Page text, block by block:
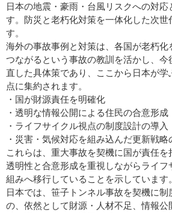
日本の地震・豪雨・台風リスクへの対
す。防災と老朽化対策を一体化した次世
す。
海外の事故事例と対策は、各国が老朽化
つながるという事故の教訓を活かし、今
直した具体策であり、ここから日本が
点に集約されます。
・国が財源責任を明確化
・透明な情報公開による住民の合意形成
・ライフサイクル視点の制度設計の導入
・災害・気候対応を組み込んだ更新戦略
これらは、重大事故を契機に国が責任を
透明性と合意形成を重視しながらライ
組みへ移行していることを示しています。
日本では、笹子トンネル事故を契機に
の、依然として財源・人材不足、情報公